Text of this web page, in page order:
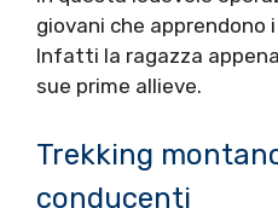
giovani che apprendono
Infatti la ragazza
sue prime allieve.
Trekking
conducenti